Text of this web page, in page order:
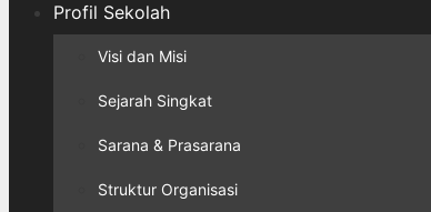
Profil Sekolah
Visi dan Misi
Sejarah Singkat
Sarana & Prasarana
Struktur Organisasi